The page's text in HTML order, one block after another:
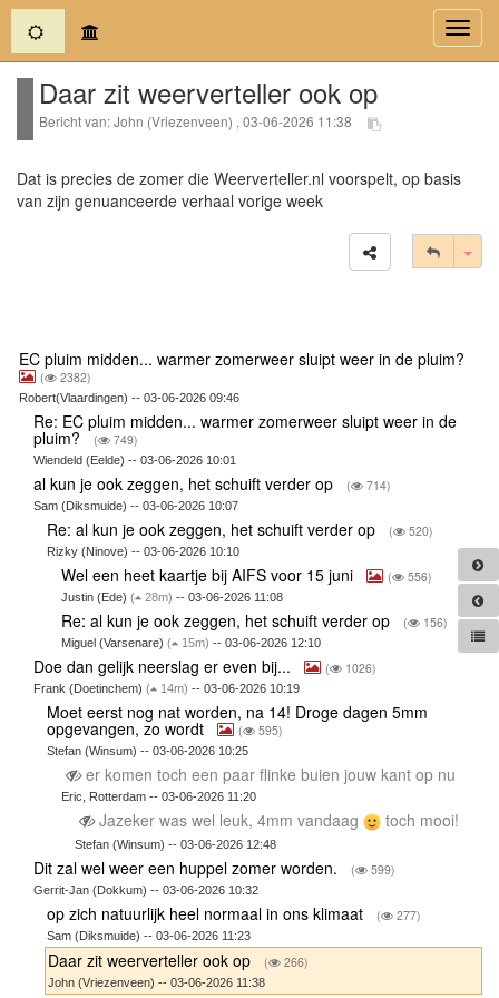
(current)
Daar zit weerverteller ook op
Bericht van: John (Vriezenveen) , 03-06-2026 11:38
Dat is precies de zomer die Weerverteller.nl voorspelt, op basis
van zijn genuanceerde verhaal vorige week
EC pluim midden... warmer zomerweer sluipt weer in de pluim?
( 2382)
Robert(Vlaardingen) -- 03-06-2026 09:46
Re: EC pluim midden... warmer zomerweer sluipt weer in de
pluim? ( 749)
Wiendeld (Eelde) -- 03-06-2026 10:01
al kun je ook zeggen, het schuift verder op ( 714)
Sam (Diksmuide) -- 03-06-2026 10:07
Re: al kun je ook zeggen, het schuift verder op ( 520)
Rizky (Ninove) -- 03-06-2026 10:10
Wel een heet kaartje bij AIFS voor 15 juni ( 556)
Justin (Ede) ( 28m) -- 03-06-2026 11:08
Re: al kun je ook zeggen, het schuift verder op ( 156)
Miguel (Varsenare) ( 15m) -- 03-06-2026 12:10
Doe dan gelijk neerslag er even bij... ( 1026)
Frank (Doetinchem) ( 14m) -- 03-06-2026 10:19
Moet eerst nog nat worden, na 14! Droge dagen 5mm
opgevangen, zo wordt ( 595)
Stefan (Winsum) -- 03-06-2026 10:25
er komen toch een paar flinke buien jouw kant op nu
Eric, Rotterdam -- 03-06-2026 11:20
Jazeker was wel leuk, 4mm vandaag toch mooi!
Stefan (Winsum) -- 03-06-2026 12:48
Dit zal wel weer een huppel zomer worden. ( 599)
Gerrit-Jan (Dokkum) -- 03-06-2026 10:32
op zich natuurlijk heel normaal in ons klimaat ( 277)
Sam (Diksmuide) -- 03-06-2026 11:23
Daar zit weerverteller ook op ( 266)
John (Vriezenveen) -- 03-06-2026 11:38